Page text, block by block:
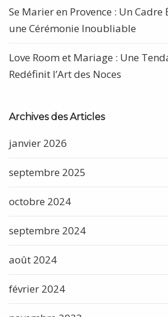
Se Marier en Provence : Un
une Cérémonie Inoubliable
Love Room et Mariage : Une
Redéfinit l’Art des Noces
Archives des Articles
janvier 2026
septembre 2025
octobre 2024
septembre 2024
août 2024
février 2024